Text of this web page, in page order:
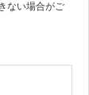
ない場合がご